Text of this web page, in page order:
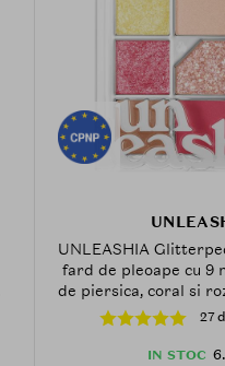
UNLEASHIA
fard de pleoape cu 9
de piersica, coral si
mate, perlate
multidimensional -
Peach
27
IN STOC